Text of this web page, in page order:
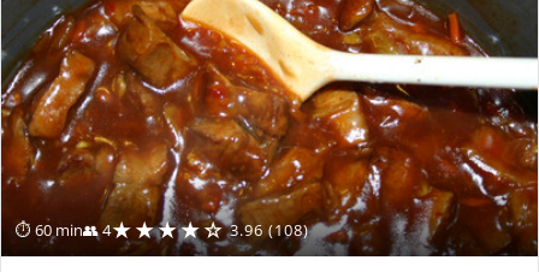
⏱ 60 min👥 4★★★★☆ 3.96 (108)